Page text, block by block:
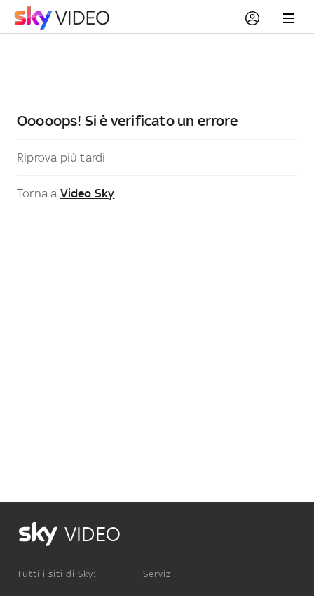
Ooooops! Si è verificato un errore
Riprova più tardi
Torna a Video Sky
VIDEO
Tutti i siti di Sky: Servizi: